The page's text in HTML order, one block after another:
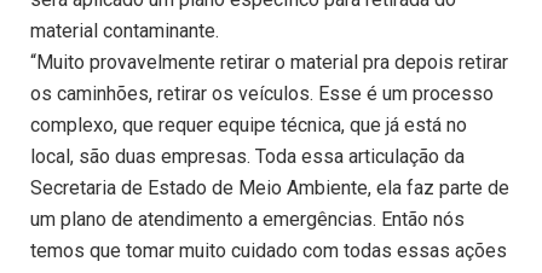
material contaminante.
“Muito provavelmente retirar o material pra depois retirar
os caminhões, retirar os veículos. Esse é um processo
complexo, que requer equipe técnica, que já está no
local, são duas empresas. Toda essa articulação da
Secretaria de Estado de Meio Ambiente, ela faz parte de
um plano de atendimento a emergências. Então nós
temos que tomar muito cuidado com todas essas ações